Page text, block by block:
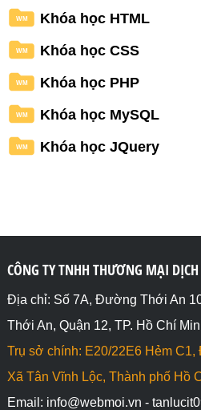
WM Khóa học HTML
WM Khóa học CSS
WM Khóa học PHP
WM Khóa học MySQL
WM Khóa học JQuery
CÔNG TY TNHH THƯƠNG MẠI
Địa chỉ: Số 7A, Đường Thới An
Thới An, Quận 12, TP. Hồ Chí
Trụ sở chính: E20/22E6 Hẻm
Xã Tân Vĩnh Lộc, Thành phố Hồ
Email: info@webmoi.vn -